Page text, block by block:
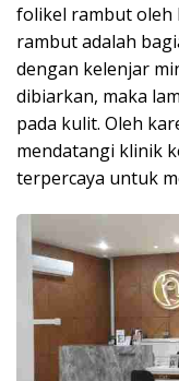
folikel rambut oleh
rambut adalah
dengan kelenjar
dibiarkan, maka
pada kulit. Oleh
mendatangi klinik
terpercaya untuk